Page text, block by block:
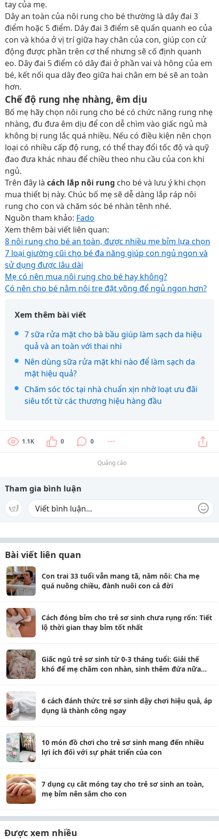
tay của mẹ.
Dây an toàn của nôi rung cho bé thường là dây đai 3
điểm hoặc 5 điểm. Dây đai 3 điểm sẽ quấn quanh eo của
con và khóa ở vị trí giữa hay chân của con, giúp con cử
động được phần trên cơ thể nhưng sẽ cố định quanh
eo. Dây đai 5 điểm có dây đai ở phần vai và hông của em
bé, kết nối qua dây đeo giữa hai chân em bé sẽ an toàn
hơn.
Chế độ rung nhẹ nhàng, êm dịu
Bố mẹ hãy chọn nôi rung cho bé có chức năng rung nhẹ
nhàng, đu đưa êm dịu để con dễ chìm vào giấc ngủ mà
không bị rung lắc quá nhiều. Nếu có điều kiện nên chọn
loại có nhiều cấp độ rung, có thể thay đổi tốc độ và quỹ
đao đưa khác nhau để chiều theo nhu cầu của con khi
ngủ.
Trên đây là cách lắp nôi rung cho bé và lưu ý khi chọn
mua thiết bị này. Chúc bố mẹ sẽ dễ dàng lắp ráp nôi
rung cho con và chăm sóc bé nhàn tênh nhé.
Nguồn tham khảo: Fado
Xem thêm bài viết liên quan:
8 nôi rung cho bé an toàn, được nhiều mẹ bỉm lựa chọn
7 loại giường cũi cho bé đa năng giúp con ngủ ngon và
sử dụng được lâu dài
Mẹ có nên mua nôi rung cho bé hay không?
Có nên cho bé nằm nôi tre đặt võng để ngủ ngon hơn?
Xem thêm bài viết
7 sữa rửa mặt cho bà bầu giúp làm sạch da hiệu
quả và an toàn với thai nhi
Nên dùng sữa rửa mặt khi nào để làm sạch da
mặt hiệu quả?
Chăm sóc tóc tại nhà chuẩn xịn nhờ loạt ưu đãi
siêu tốt từ các thương hiệu hàng đầu
1.1K 0 0
Quảng cáo
Tham gia bình luận
Bài viết liên quan
Con trai 33 tuổi vẫn mang tã, nằm nôi: Cha mẹ
quá nuông chiều, đành nuôi con cả đời
Cách đóng bỉm cho trẻ sơ sinh chưa rụng rốn: Tiết
lộ thời gian thay bỉm tốt nhất
Giấc ngủ trẻ sơ sinh từ 0-3 tháng tuổi: Giải thế
khó để mẹ chăm con nhàn, sinh thêm đứa nữa
6 cách đánh thức trẻ sơ sinh dậy chơi hiệu quả, áp
dụng là thành công ngay
10 món đồ chơi cho trẻ sơ sinh mang đến nhiều
lợi ích đối với sự phát triển của con
7 dụng cụ cắt móng tay cho trẻ sơ sinh an toàn,
mẹ bỉm nên sắm cho con
Được xem nhiều